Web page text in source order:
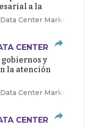
a la
Center Market
CENTER
y
la atención
Center Market
CENTER